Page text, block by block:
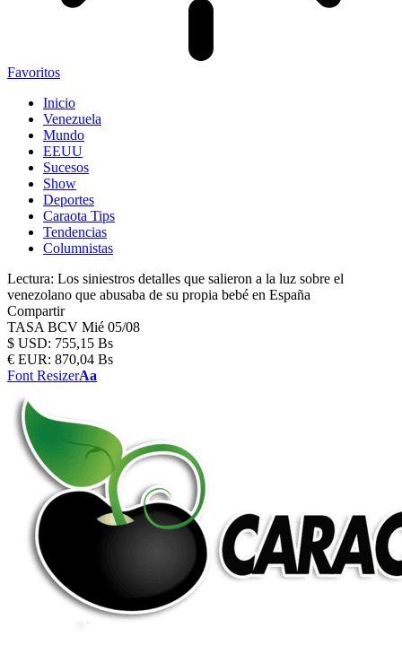
Favoritos
Inicio
Venezuela
Mundo
EEUU
Sucesos
Show
Deportes
Caraota Tips
Tendencias
Columnistas
Lectura: Los siniestros detalles que salieron a la luz sobre el
venezolano que abusaba de su propia bebé en España
Compartir
TASA BCV Mié 05/08
$ USD: 755,15 Bs
€ EUR: 870,04 Bs
Font ResizerAa